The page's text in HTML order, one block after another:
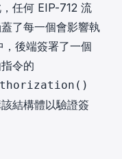
任何 EIP-712 流
了每一個會影響執
後端簽署了一個
令的
結構體以驗證簽